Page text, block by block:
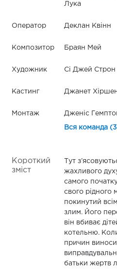
Лука
Оператор Деклан Квінн
Композитор Браян Мей
Художник Сі Джей Строн
Кастинг Джанет
Монтаж Дженіс
Вся команда
Короткий
зміст
Тут
жахливого
самого
свого рідного
покинутий
злим. Його
він вбиває
котельню.
причин
батьки жертв